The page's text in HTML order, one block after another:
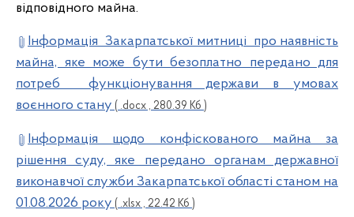
відповідного майна.
Інформація Закарпатської митниці про наявність
майна, яке може бути безоплатно передано для
потреб функціонування держави в умовах
воєнного стану ( .docx , 280.39 Кб )
Інформація щодо конфіскованого майна за
рішення суду, яке передано органам державної
виконавчої служби Закарпатської області станом на
01.08.2026 року ( .xlsx , 22.42 Кб )